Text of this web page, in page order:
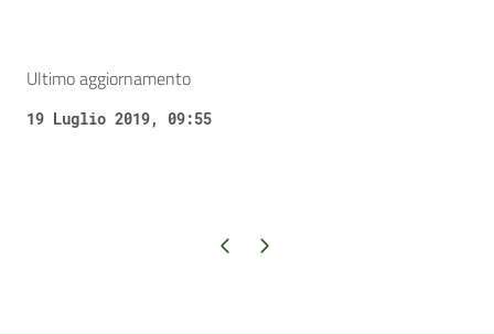
Ultimo aggiornamento
19 Luglio 2019, 09:55
Pagina precedente
Pagina successiva